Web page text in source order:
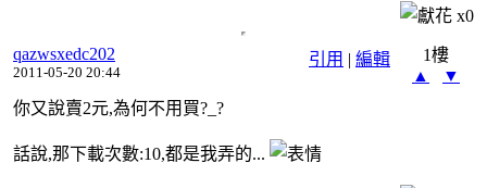
x0
引用 | 編輯
qazwsxedc202
2011-05-20 20:44
1樓
▲
▼
你又說賣2元,為何不用買?_?
話說,那下載次數:10,都是我弄的...